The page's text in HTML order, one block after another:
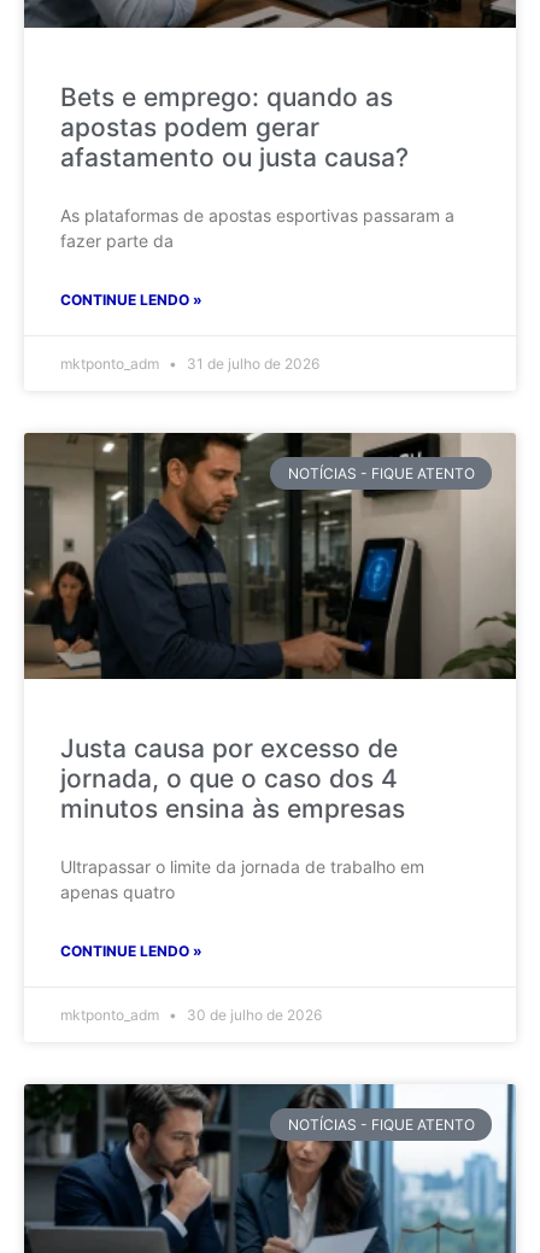
Bets e emprego: quando as
apostas podem gerar
afastamento ou justa causa?
As plataformas de apostas esportivas passaram a
fazer parte da
CONTINUE LENDO »
mktponto_adm 31 de julho de 2026
NOTÍCIAS - FIQUE ATENTO
Justa causa por excesso de
jornada, o que o caso dos 4
minutos ensina às empresas
Ultrapassar o limite da jornada de trabalho em
apenas quatro
CONTINUE LENDO »
mktponto_adm 30 de julho de 2026
NOTÍCIAS - FIQUE ATENTO